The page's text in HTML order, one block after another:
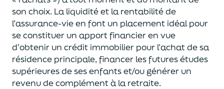
son choix. Laliquiditéet la rentabilité de
l’assurance-vie en font un placement idéal pour
se constituer un apport financier en vue
d’obtenir un crédit immobilier pour l’achat desa
résidence principale, financer les futures études
supérieures de ses enfantset/ou générer un
revenu de complément à la retraite.